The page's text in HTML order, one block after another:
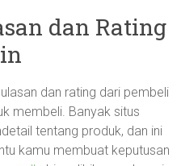
dan Rating
dan rating dari pembeli
membeli. Banyak situs
tentang produk, dan ini
kamu membuat keputusan